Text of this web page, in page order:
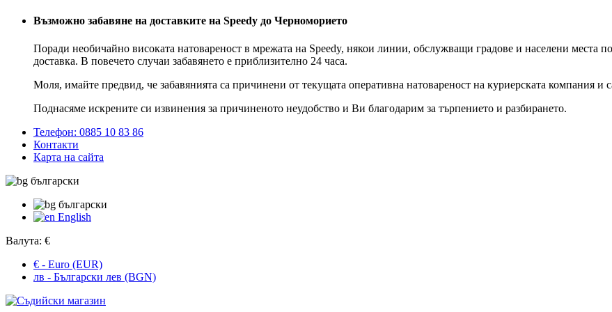
Възможно забавяне на доставките на Speedy до Черноморието
Поради необичайно високата натовареност в мрежата на Speedy, някои линии, обслужващи градове и населени места
доставка. В повечето случаи забавянето е приблизително 24 часа.
Моля, имайте предвид, че забавянията са причинени от текущата оперативна натовареност на куриерската компания и
Поднасяме искрените си извинения за причиненото неудобство и Ви благодарим за търпението и разбирането.
Телефон: 0885 10 83 86
Контакти
Карта на сайта
български
български
English
Валута: €
€ - Euro (EUR)
лв - Български лев (BGN)